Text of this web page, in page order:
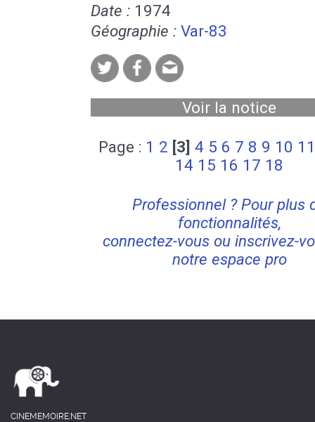
Date : 1974
Géographie : Var-83
Voir la notice
Page : 1 2 [3] 4 5 6 7 8 9 10 11
14 15 16 17 18
Professionnel ? Pour plus
fonctionnalités,
connectez-vous ou inscrivez-
notre espace pro
CINEMEMOIRE.NET